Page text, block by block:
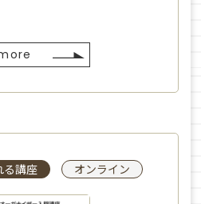
る講座 オンライン